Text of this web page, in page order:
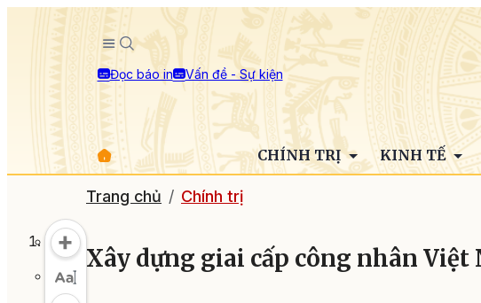
Đọc báo in Vấn đề - Sự kiện
CHÍNH TRỊ KINH TẾ
Trang chủ Chính trị
Xây dựng giai cấp công nhân